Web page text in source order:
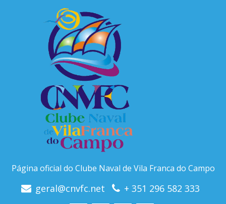
Página oficial do Clube Naval de Vila Franca do Campo
geral@cnvfc.net + 351 296 582 333